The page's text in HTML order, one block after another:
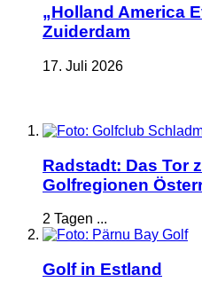
„Holland America
Zuiderdam
17. Juli 2026
Radstadt: Das Tor
Golfregionen
2 Tagen ...
Golf in Estland